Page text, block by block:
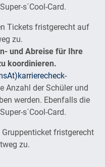
s´Cool-Card.
Tickets fristgerecht auf
zu.
und Abreise für Ihre
koordinieren.
Anzahl der Schüler und
werden. Ebenfalls die
s´Cool-Card.
fristgerecht
zu.